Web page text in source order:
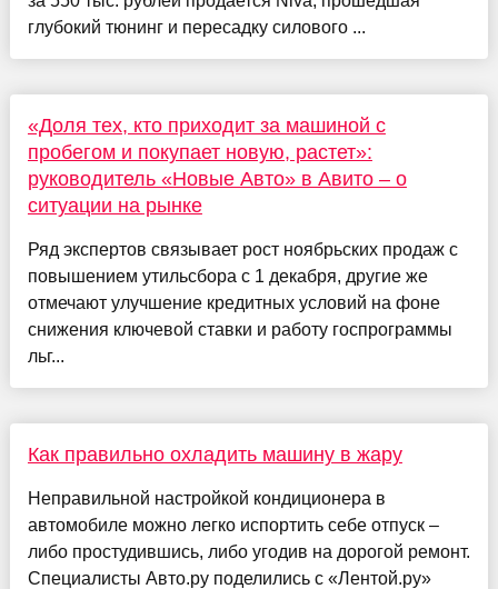
глубокий тюнинг и пересадку силового ...
«Доля тех, кто приходит за машиной с
пробегом и покупает новую, растет»:
руководитель «Новые Авто» в Авито – о
ситуации на рынке
Ряд экспертов связывает рост ноябрьских продаж с
повышением утильсбора с 1 декабря, другие же
отмечают улучшение кредитных условий на фоне
снижения ключевой ставки и работу госпрограммы
льг...
Как правильно охладить машину в жару
Неправильной настройкой кондиционера в
автомобиле можно легко испортить себе отпуск –
либо простудившись, либо угодив на дорогой ремонт.
Специалисты Авто.ру поделились с «Лентой.ру»